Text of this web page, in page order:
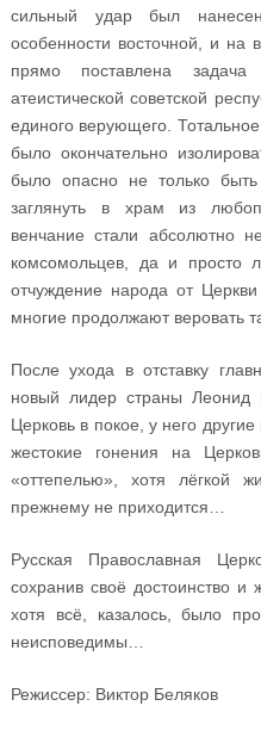
сильный удар был
особенности восточной, и на
прямо поставлена
атеистической советской
единого верующего.
было окончательно
было опасно не только
заглянуть в храм из
венчание стали абсолютно
комсомольцев, да и просто
отчуждение народа от
многие продолжают веровать
После ухода в отставку
новый лидер страны Леонид
Церковь в покое, у него
жестокие гонения на
«оттепелью», хотя лёгкой
прежнему не приходится…
Русская Православная
сохранив своё достоинство и
хотя всё, казалось, было
неисповедимы…
Режиссер: Виктор Беляков